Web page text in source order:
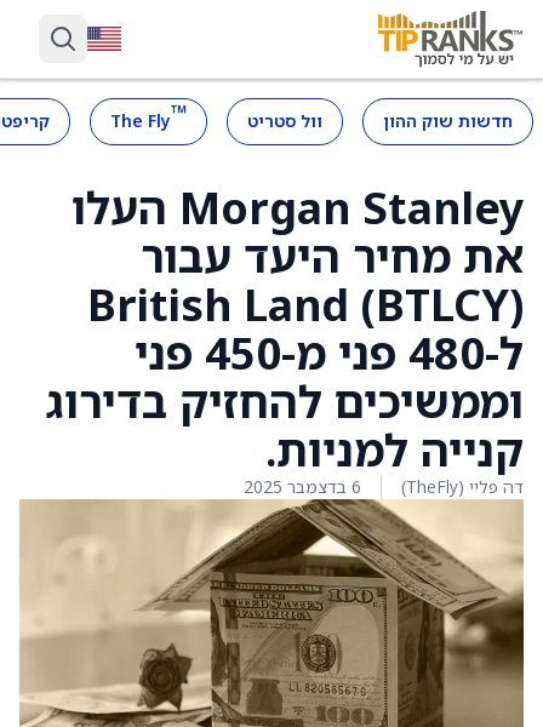
חדשות שוק ההון וול סטריט ™
The Fly
Morgan Stanley העלו
את מחיר היעד עבור
British Land (BTLCY)
ל-480 פני מ-450 פני
וממשיכים להחזיק בדירוג
קנייה למניות.
דה פליי (TheFly) 6 בדצמבר 2025